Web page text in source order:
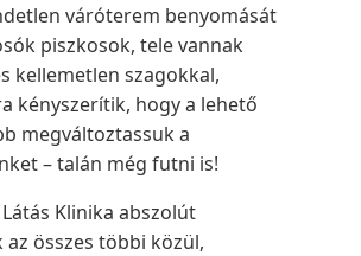
váróterem benyomását
piszkosok, tele vannak
kellemetlen szagokkal,
kényszerítik, hogy a lehető
megváltoztassuk a
– talán még futni is!
Klinika abszolút
az összes többi közül,